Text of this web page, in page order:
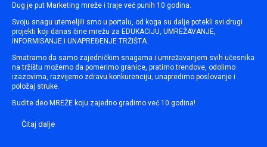
Dug je put Marketing mreže i traje već punih 10 godina.
Svoju snagu utemeljili smo u portalu, od koga su dalje potekli svi drugi
projekti koji danas čine mrežu za EDUKACIJU, UMREŽAVANJE,
INFORMISANJE i UNAPREĐENJE TRŽIŠTA.
Smatramo da samo zajedničkim snagama i umrežavanjem svih učesnika
na tržištu možemo da pomerimo granice, pratimo trendove, odolimo
izazovima, razvijemo zdravu konkurenciju, unapredimo poslovanje i
položaj struke.
Budite deo MREŽE koju zajedno gradimo već 10 godina!
Čitaj dalje